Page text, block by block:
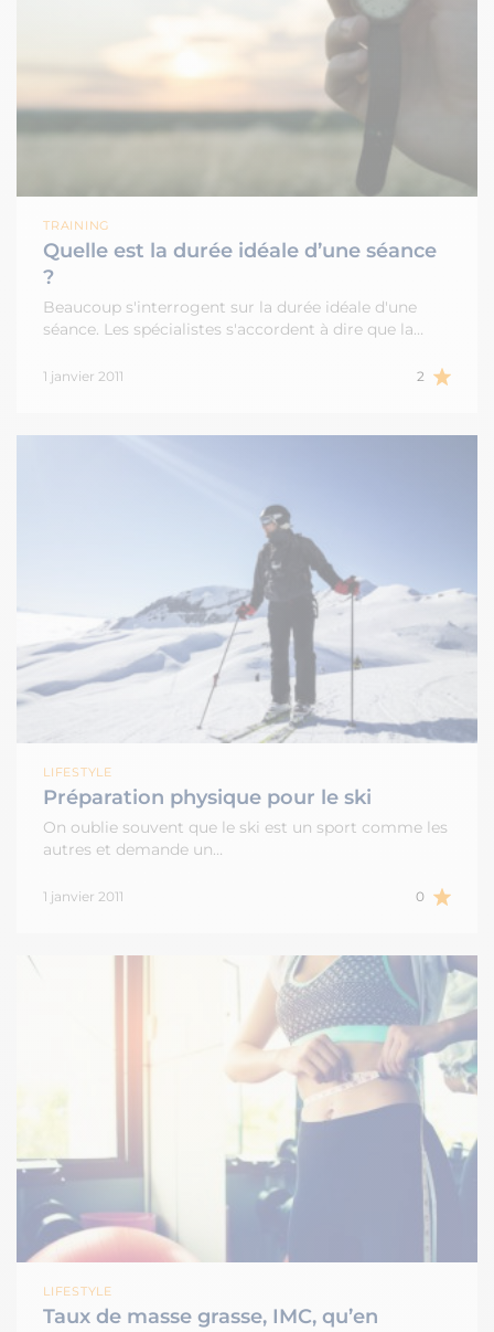
TRAINING
Quelle est la durée idéale d’une séance
?
Beaucoup s'interrogent sur la durée idéale d'une
séance. Les spécialistes s'accordent à dire que la…
1 janvier 2011 2
LIFESTYLE
Préparation physique pour le ski
On oublie souvent que le ski est un sport comme les
autres et demande un…
1 janvier 2011 0
LIFESTYLE
Taux de masse grasse, IMC, qu’en